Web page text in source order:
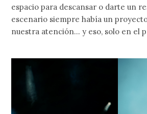
espacio para descansar o darte un
escenario siempre había un
nuestra atención… y eso, solo en el